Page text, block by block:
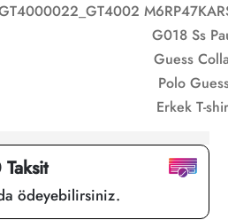
G018 Ss
Guess
Polo
Erkek T-
Taksit
ödeyebilirsiniz.